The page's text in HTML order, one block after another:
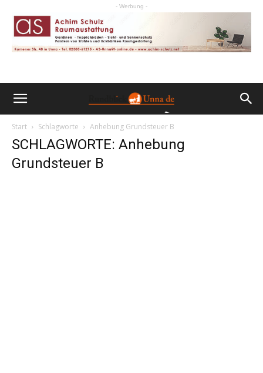
- Werbung -
Start Schlagworte Anhebung Grundsteuer B
SCHLAGWORTE: Anhebung
Grundsteuer B